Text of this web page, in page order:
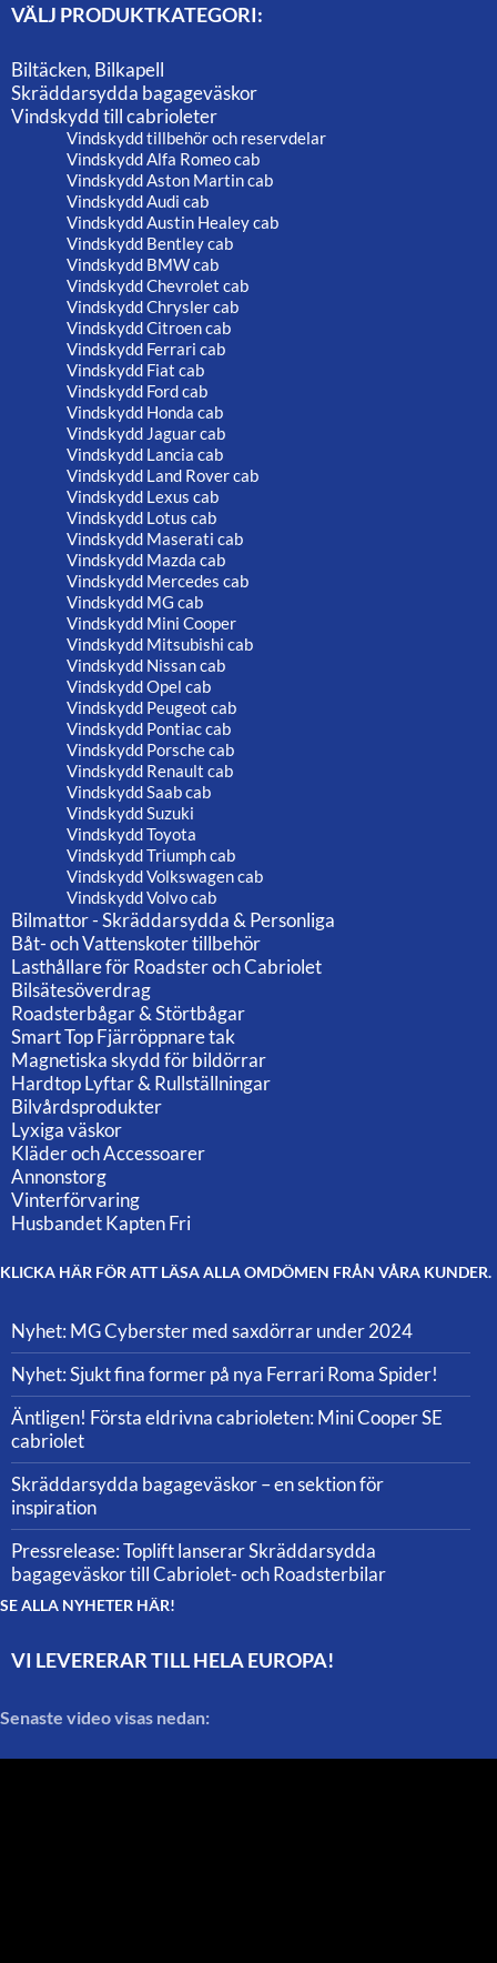
VÄLJ PRODUKTKATEGORI:
Biltäcken, Bilkapell
Skräddarsydda bagageväskor
Vindskydd till cabrioleter
Vindskydd tillbehör och reservdelar
Vindskydd Alfa Romeo cab
Vindskydd Aston Martin cab
Vindskydd Audi cab
Vindskydd Austin Healey cab
Vindskydd Bentley cab
Vindskydd BMW cab
Vindskydd Chevrolet cab
Vindskydd Chrysler cab
Vindskydd Citroen cab
Vindskydd Ferrari cab
Vindskydd Fiat cab
Vindskydd Ford cab
Vindskydd Honda cab
Vindskydd Jaguar cab
Vindskydd Lancia cab
Vindskydd Land Rover cab
Vindskydd Lexus cab
Vindskydd Lotus cab
Vindskydd Maserati cab
Vindskydd Mazda cab
Vindskydd Mercedes cab
Vindskydd MG cab
Vindskydd Mini Cooper
Vindskydd Mitsubishi cab
Vindskydd Nissan cab
Vindskydd Opel cab
Vindskydd Peugeot cab
Vindskydd Pontiac cab
Vindskydd Porsche cab
Vindskydd Renault cab
Vindskydd Saab cab
Vindskydd Suzuki
Vindskydd Toyota
Vindskydd Triumph cab
Vindskydd Volkswagen cab
Vindskydd Volvo cab
Bilmattor - Skräddarsydda & Personliga
Båt- och Vattenskoter tillbehör
Lasthållare för Roadster och Cabriolet
Bilsätesöverdrag
Roadsterbågar & Störtbågar
Smart Top Fjärröppnare tak
Magnetiska skydd för bildörrar
Hardtop Lyftar & Rullställningar
Bilvårdsprodukter
Lyxiga väskor
Kläder och Accessoarer
Annonstorg
Vinterförvaring
Husbandet Kapten Fri
KLICKA HÄR FÖR ATT LÄSA ALLA OMDÖMEN FRÅN VÅRA KUNDER.
Nyhet: MG Cyberster med saxdörrar under 2024
Nyhet: Sjukt fina former på nya Ferrari Roma Spider!
Äntligen! Första eldrivna cabrioleten: Mini Cooper SE
cabriolet
Skräddarsydda bagageväskor – en sektion för
inspiration
Pressrelease: Toplift lanserar Skräddarsydda
bagageväskor till Cabriolet- och Roadsterbilar
SE ALLA NYHETER HÄR!
VI LEVERERAR TILL HELA EUROPA!
Senaste video visas nedan: